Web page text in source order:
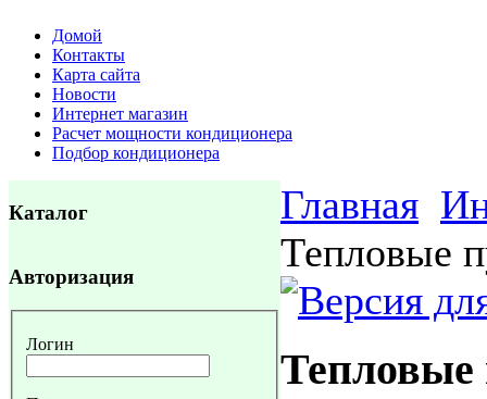
Домой
Контакты
Карта сайта
Новости
Интернет магазин
Расчет мощности кондиционера
Подбор кондиционера
Каталог
Авторизация
Логин
Главная
Тепловые